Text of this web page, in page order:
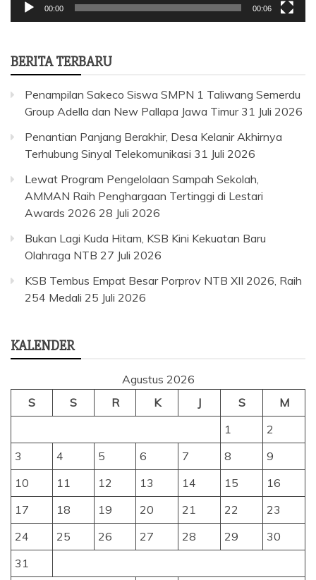
00:00 00:06
BERITA TERBARU
Penampilan Sakeco Siswa SMPN 1 Taliwang Semerdu
Group Adella dan New Pallapa Jawa Timur 31 Juli 2026
Penantian Panjang Berakhir, Desa Kelanir Akhirnya
Terhubung Sinyal Telekomunikasi 31 Juli 2026
Lewat Program Pengelolaan Sampah Sekolah,
AMMAN Raih Penghargaan Tertinggi di Lestari
Awards 2026 28 Juli 2026
Bukan Lagi Kuda Hitam, KSB Kini Kekuatan Baru
Olahraga NTB 27 Juli 2026
KSB Tembus Empat Besar Porprov NTB XII 2026, Raih
254 Medali 25 Juli 2026
KALENDER
Agustus 2026
S
S R K J S
M
1
2
3
4 5 6 7 8
9
10
11 12 13 14 15
16
17
18 19 20 21 22
23
24
25 26 27 28 29
30
31